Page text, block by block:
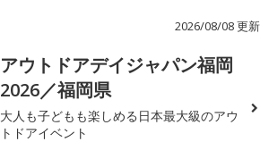
2026/08/08 更新
アウトドアデイジャパン福岡
2026／福岡県
大人も子どもも楽しめる日本最大級のアウ
トドアイベント